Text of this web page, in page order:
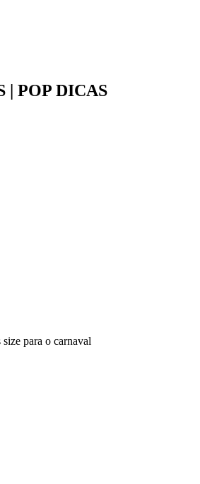
| POP DICAS
para o carnaval